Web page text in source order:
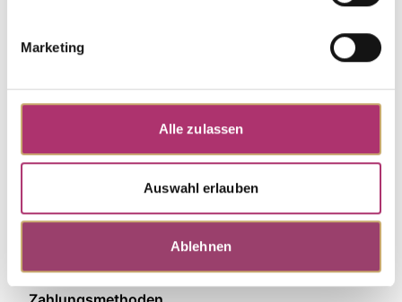
Marketing
Alle zulassen
Auswahl erlauben
Ablehnen